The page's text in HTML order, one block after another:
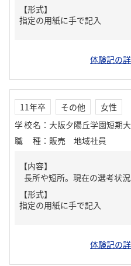
【形式】
指定の用紙に手で記入
体験記の
11年卒 その他
女性
学校名 ： 大阪夕陽丘学園短期
職種 ： 販売 地域社員
【内容】
長所や短所。現在の選考状況
【形式】
指定の用紙に手で記入
体験記の